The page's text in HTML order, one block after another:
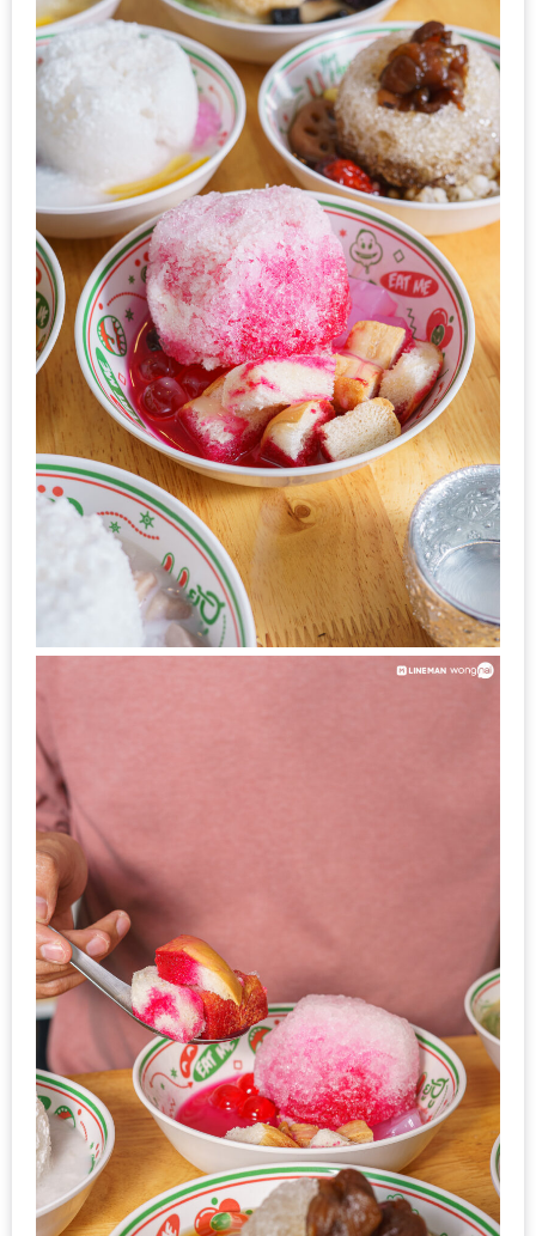
ทั่ว
เชียงใหม่
ลุ้น
รับ
ประทาน
บุฟเฟ่ต์
ฟรี
ที่
LE
CRYSTAL
เชียงใหม่
ฟรี
2
ท่าน
ลุ้น
GIFT
บาท
ฟรี
3
รางวัล
วัน
แม่
สุด
พิเศษ
โปร
โม
ชั่น